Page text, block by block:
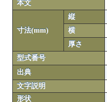
本文
寸法(mm)
縦
横
厚さ
型式番号
出典
文字説明
形状